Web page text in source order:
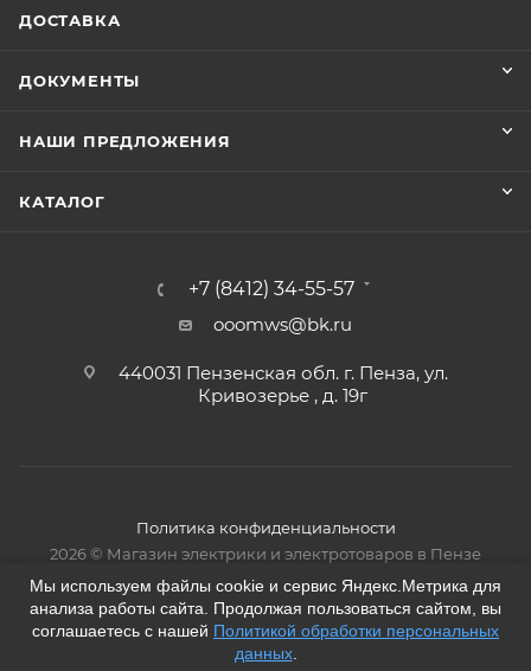
ДОСТАВКА
ДОКУМЕНТЫ
НАШИ ПРЕДЛОЖЕНИЯ
КАТАЛОГ
+7 (8412) 34-55-57
ooomws@bk.ru
440031 Пензенская обл. г. Пенза, ул.
Кривозерье , д. 19г
Политика конфиденциальности
2026 © Магазин электрики и электротоваров в Пензе
Мы используем файлы cookie и сервис Яндекс.Метрика для
анализа работы сайта. Продолжая пользоваться сайтом, вы
соглашаетесь с нашей Политикой обработки персональных
данных.